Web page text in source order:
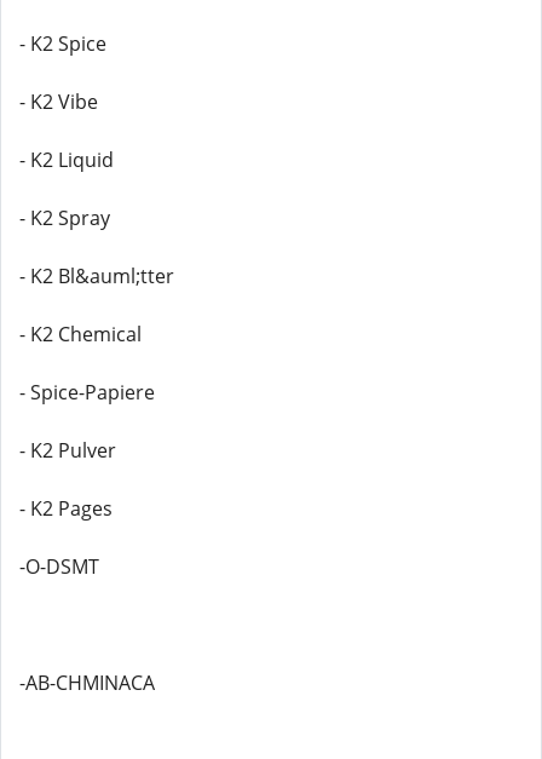
- K2 Spice
- K2 Vibe
- K2 Liquid
- K2 Spray
- K2 Bl&auml;tter
- K2 Chemical
- Spice-Papiere
- K2 Pulver
- K2 Pages
-O-DSMT
-AB-CHMINACA